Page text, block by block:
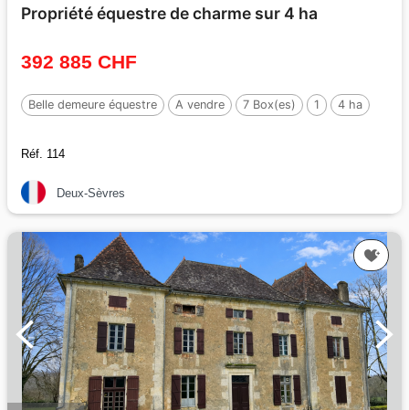
Propriété équestre de charme sur 4 ha
392 885 CHF
Belle demeure équestre A vendre 7 Box(es) 1 4 ha
Réf. 114
Deux-Sèvres